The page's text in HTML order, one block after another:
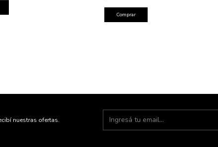
nuestras ofertas.